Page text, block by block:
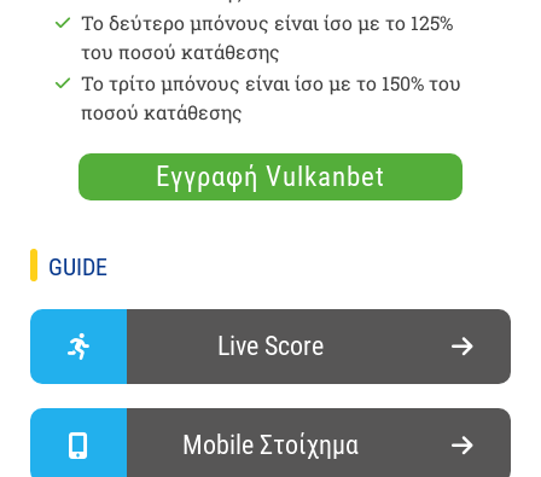
Το δεύτερο μπόνους είναι ίσο με το 125%
του ποσού κατάθεσης
Το τρίτο μπόνους είναι ίσο με το 150% του
ποσού κατάθεσης
Εγγραφή Vulkanbet
GUIDE
Live Score
Mobile Στοίχημα